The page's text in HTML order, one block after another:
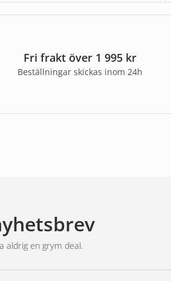
Fri frakt över 1 995 kr
Beställningar skickas inom 24h
aldrig en grym deal.